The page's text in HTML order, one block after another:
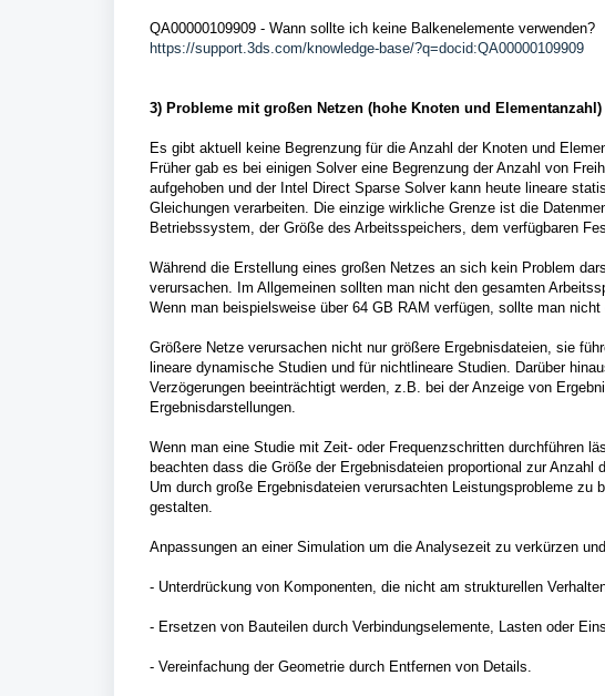
QA00000109909 - Wann sollte ich keine Balkenelemente verwenden?
https://support.3ds.com/knowledge-base/?q=docid:QA00000109909
3) Probleme mit großen Netzen (hohe Knoten und Elementanzahl)
Es gibt aktuell keine Begrenzung für die Anzahl der Knoten und
Früher gab es bei einigen Solver eine Begrenzung der Anzahl von
aufgehoben und der Intel Direct Sparse Solver kann heute lineare
Gleichungen verarbeiten. Die einzige wirkliche Grenze ist die
Betriebssystem, der Größe des Arbeitsspeichers, dem verfügbaren
Während die Erstellung eines großen Netzes an sich kein Problem
verursachen. Im Allgemeinen sollten man nicht den gesamten
Wenn man beispielsweise über 64 GB RAM verfügen, sollte man
Größere Netze verursachen nicht nur größere Ergebnisdateien, sie
lineare dynamische Studien und für nichtlineare Studien. Darüber
Verzögerungen beeinträchtigt werden, z.B. bei der Anzeige von
Ergebnisdarstellungen.
Wenn man eine Studie mit Zeit- oder Frequenzschritten durchführen
beachten dass die Größe der Ergebnisdateien proportional zur Anzahl
Um durch große Ergebnisdateien verursachten Leistungsprobleme
gestalten.
Anpassungen an einer Simulation um die Analysezeit zu verkürzen
- Unterdrückung von Komponenten, die nicht am strukturellen
- Ersetzen von Bauteilen durch Verbindungselemente, Lasten oder
- Vereinfachung der Geometrie durch Entfernen von Details.